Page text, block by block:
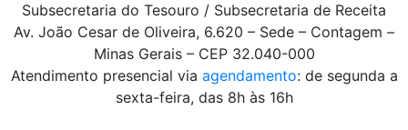
Subsecretaria do Tesouro / Subsecretaria de Receita
Av. João Cesar de Oliveira, 6.620 – Sede – Contagem –
Minas Gerais – CEP 32.040-000
Atendimento presencial via agendamento: de segunda a
sexta-feira, das 8h às 16h